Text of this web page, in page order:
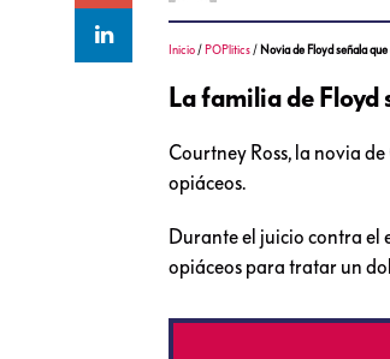
Inicio/ POPlitics/ Novia de Floyd señala
La familia de Floyd
Courtney Ross, la novia
opiáceos.
Durante el juicio contra el
opiáceos para tratar un